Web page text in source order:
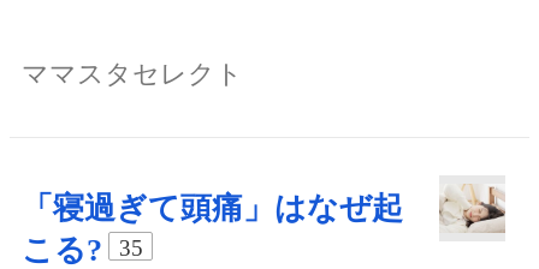
ママスタセレクト
「寝過ぎて頭痛」はなぜ起
こる?
35